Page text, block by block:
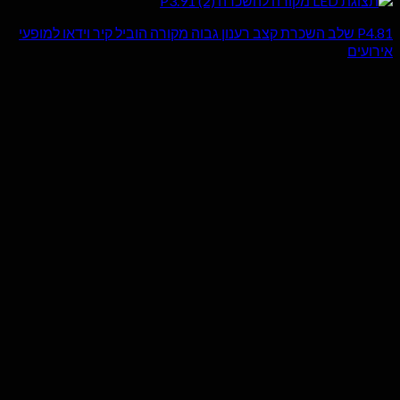
P4.81 שלב השכרת קצב רענון גבוה מקורה הוביל קיר וידאו למופעי
אירועים